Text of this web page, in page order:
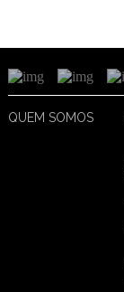
QUEM SOMOS